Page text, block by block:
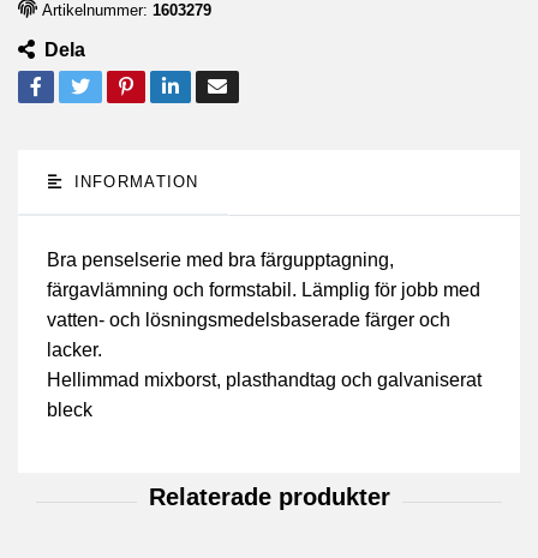
Artikelnummer: 1603279
Dela
INFORMATION
Bra penselserie med bra färgupptagning,
färgavlämning och formstabil. Lämplig för jobb med
vatten- och lösningsmedelsbaserade färger och
lacker.
Hellimmad mixborst, plasthandtag och galvaniserat
bleck